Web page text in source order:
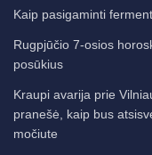
Kaip pasigaminti
Rugpjūčio 7-osios
posūkius
Kraupi avarija prie
pranešė, kaip bus
močiute